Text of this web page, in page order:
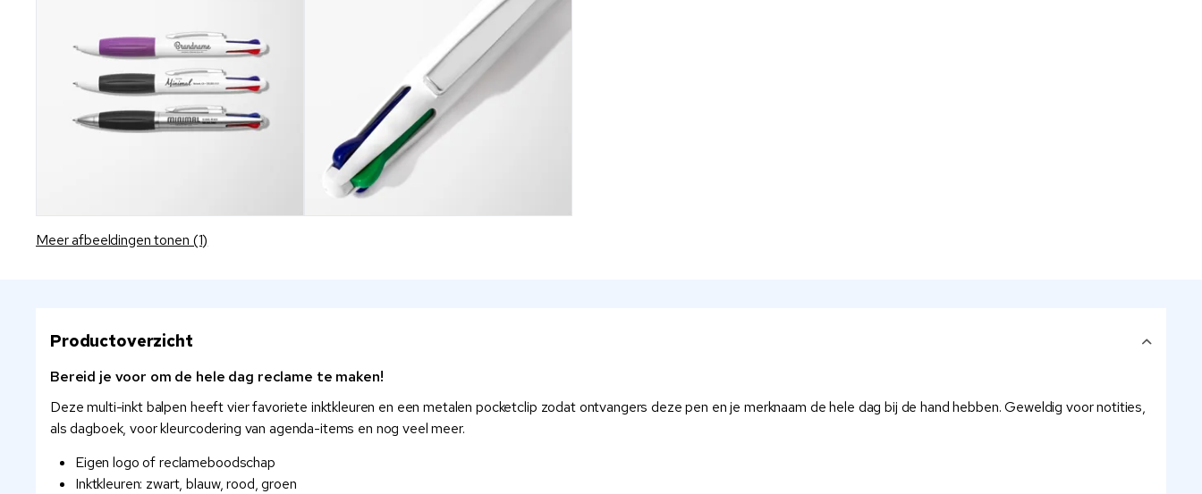
Meer afbeeldingen tonen (1)
Productoverzicht
Bereid je voor om de hele dag reclame te maken!
Deze multi-inkt balpen heeft vier favoriete inktkleuren en een metalen pocketclip zodat ontvangers deze pen en je merknaam de hele dag bij de hand hebben. Geweldig voor notities,
als dagboek, voor kleurcodering van agenda-items en nog veel meer.
Eigen logo of reclameboodschap
Inktkleuren: zwart, blauw, rood, groen